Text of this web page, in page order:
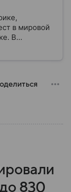
в мировой
В
стране.
830